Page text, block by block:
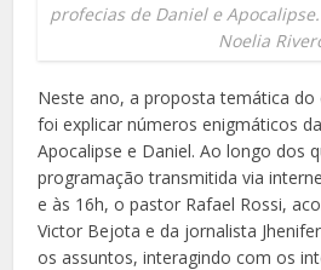
profecias de Daniel e
Noelia
Neste ano, a proposta temática do
foi explicar números enigmáticos
Apocalipse e Daniel. Ao longo dos
programação transmitida via
e às 16h, o pastor Rafael Rossi,
Victor Bejota e da jornalista
os assuntos, interagindo com os